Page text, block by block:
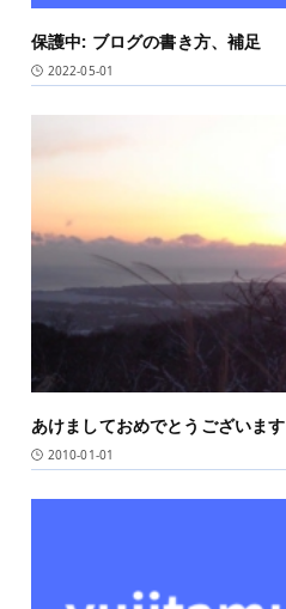
保護中: ブログの書き方、補足
2022-05-01
あけましておめでとうございます
2010-01-01